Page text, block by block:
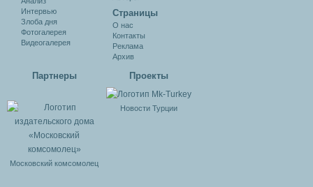
Интервью
Злоба дня
Фотогалерея
Видеогалерея
Cтраницы
О нас
Контакты
Реклама
Архив
Партнеры
Московский комсомолец
Проекты
Новости Турции